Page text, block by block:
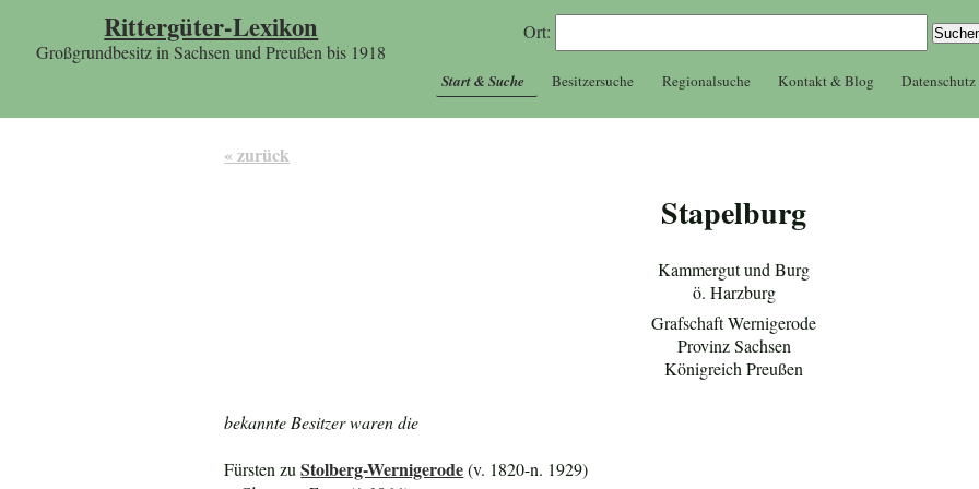
Rittergüter-Lexikon
Großgrundbesitz in Sachsen und Preußen bis 1918
Ort:
Start & Suche Besitzersuche Regionalsuche Kontakt & Blog Datenschutz
« zurück
Stapelburg
Kammergut und Burg
ö. Harzburg
Grafschaft Wernigerode
Provinz Sachsen
Königreich Preußen
bekannte Besitzer waren die
Fürsten zuStolberg-Wernigerode(v. 1820-n. 1929)